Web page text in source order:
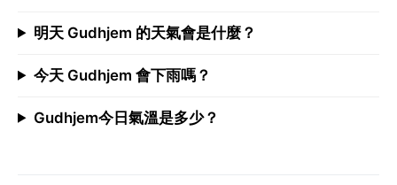
明天 Gudhjem 的天氣會是什麼？
今天 Gudhjem 會下雨嗎？
Gudhjem今日氣溫是多少？